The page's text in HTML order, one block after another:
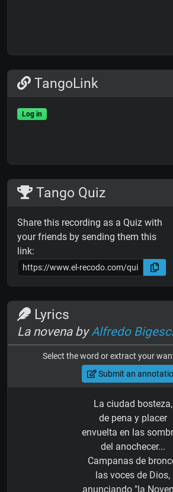
TangoLink
Log in
Tango Quiz
Share this recording as a Quiz with
your friends by sending them this
link:
Lyrics
La novena byAlfredo
Select the word or extract your
Submit an
La ciudad bosteza,
de pena y placer
envuelta en las
del anochecer...
Campanas de
las voces de Dios,
anunciando "la